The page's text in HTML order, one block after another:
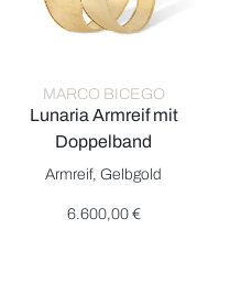
Ref: BB2099 CIA01 Y,
MARCO BICEGO
Lunaria Armreif mit
Doppelband
Marco Bicego Lunaria
Armreif, Gelbgold
6.600,00 €